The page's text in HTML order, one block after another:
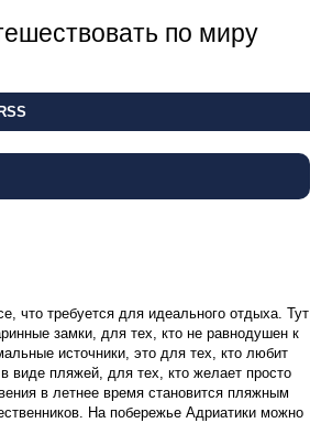
по миру
RSS
что требуется для идеального отдыха. Тут
замки, для тех, кто не равнодушен к
источники, это для тех, кто любит
виде пляжей, для тех, кто желает просто
в летнее время становится пляжным
На побережье Адриатики можно